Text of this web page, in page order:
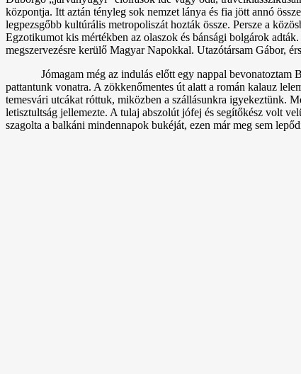
központja. Itt aztán tényleg sok nemzet lánya és fia jött annó
legpezsgőbb kultúrális metropoliszát hozták össze. Persze a
Egzotikumot kis mértékben az olaszok és bánsági bolgárok
megszervezésre kerülő Magyar Napokkal. Utazótársam Gábor,
Jómagam még az indulás előtt egy nappal
pattantunk vonatra. A zökkenőmentes út alatt a román kalauz
temesvári utcákat róttuk, miközben a szállásunkra igyekeztünk.
letisztultság jellemezte. A tulaj abszolút jófej és segítőkész volt
szagolta a balkáni mindennapok bukéját, ezen már meg sem